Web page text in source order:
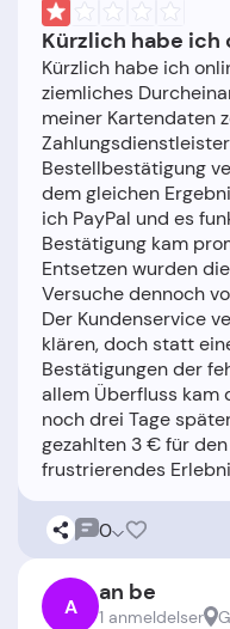
Kürzlich habe ich
Kürzlich habe ich
ziemliches
meiner Kartendaten
Bestellbestätigung
dem gleichen
ich PayPal und es
Bestätigung kam
Entsetzen wurden
Versuche dennoch
Der Kundenservice
klären, doch statt
Bestätigungen der
allem Überfluss kam
noch drei Tage
gezahlten 3 € für
0
A an be
1 anmeldelser